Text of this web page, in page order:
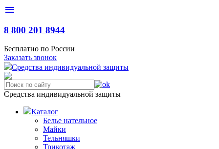
menu
8 800 201 8944
Бесплатно по России
Заказать звонок
Средства индивидуальной защиты
Средства индивидуальной защиты
Каталог
Белье нательное
Майки
Тельняшки
Трикотаж